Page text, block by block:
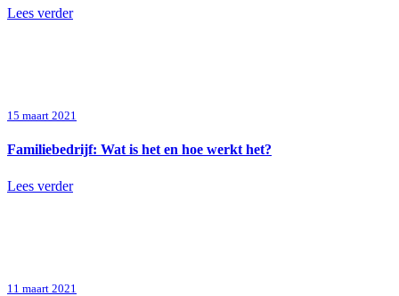
Lees verder
15 maart 2021
Familiebedrijf: Wat is het en hoe werkt het?
Lees verder
11 maart 2021